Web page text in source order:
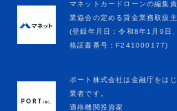
マネットカードローンの編集
業協会の定める貸金業務取扱
(登録年月日：令和8年1月9
格証書番号：F241000177)
ポート株式会社は金融庁をは
業者です。
適格機関投資家